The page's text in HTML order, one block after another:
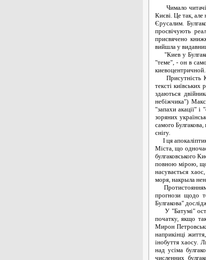
Чимало читачів
Києві. Це так,
Єрусалим.
просвічують
присвячено
вийшла у
"Киев у
"теме", - он в
Присутність
тексті
здаються
небіжчика")
"запахи акації" і
зоряних
самого
снігу.
І ця
Міста, що
булгаковського
повною мірою, що
насувається
моря, накрыла
Протистоянням
прогнози щодо
Булгакова"
У "Батумі"
початку, якщо
Мирон
наприкінці
інобуття хаосу.
над усіма
численних